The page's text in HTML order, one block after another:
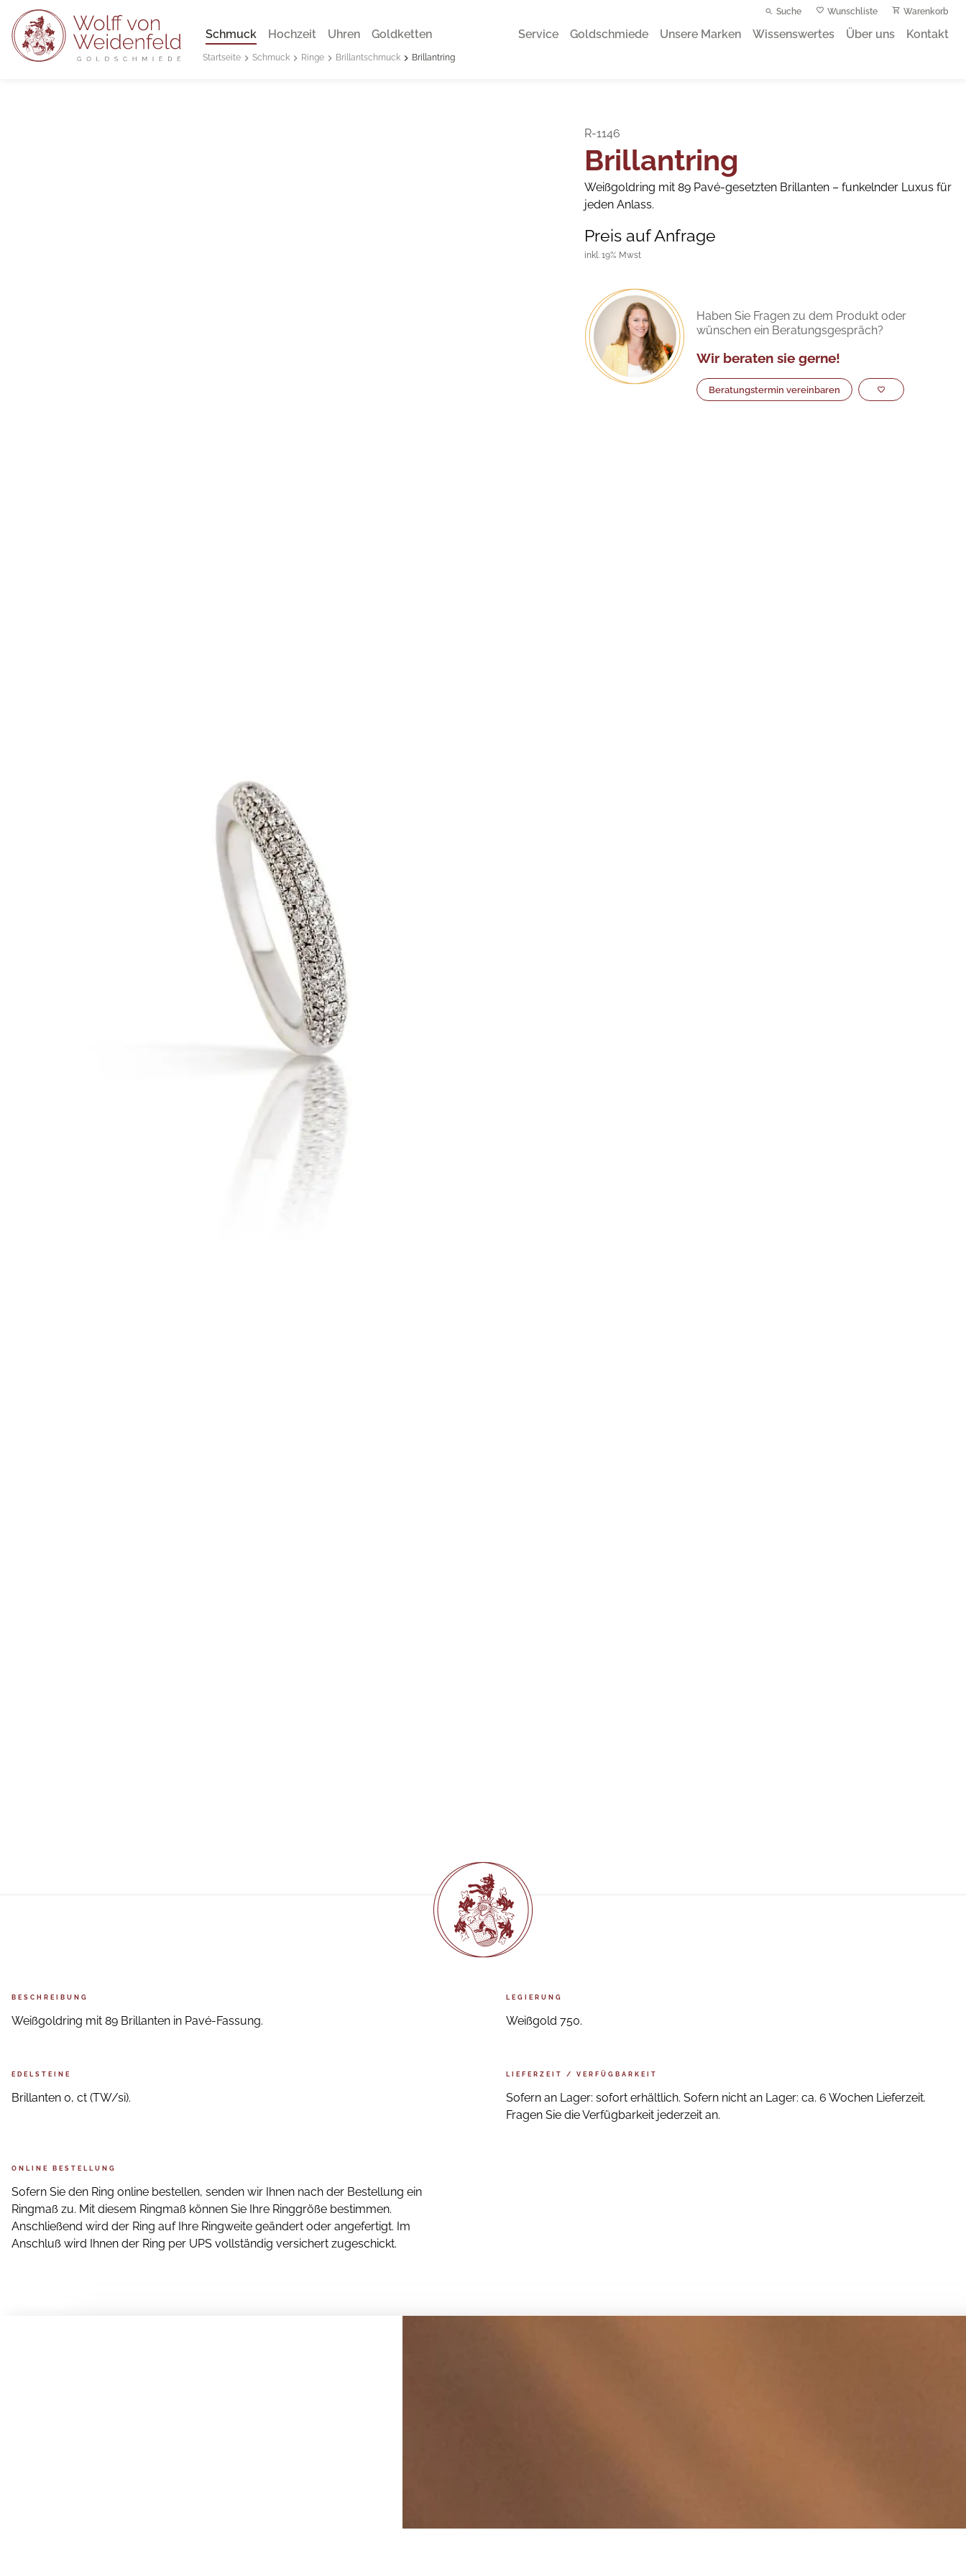
Suche Wunschliste Warenkorb
Schmuck Hochzeit Uhren Goldketten Service Goldschmiede Unsere Marken Wissenswertes Über uns Kontakt
Startseite Schmuck Ringe Brillantschmuck Brillantring
R-1146
Brillantring
Weißgoldring mit 89 Pavé-gesetzten Brillanten – funkelnder Luxus für
jeden Anlass.
Preis auf Anfrage
inkl. 19% Mwst
Haben Sie Fragen zu dem Produkt oder
wünschen ein Beratungsgespräch?
Wir beraten sie gerne!
Beratungstermin vereinbaren
BESCHREIBUNG
Weißgoldring mit 89 Brillanten in Pavé-Fassung.
LEGIERUNG
Weißgold 750.
EDELSTEINE
Brillanten 0, ct (TW/si).
LIEFERZEIT / VERFÜGBARKEIT
Sofern an Lager: sofort erhältlich. Sofern nicht an Lager: ca. 6 Wochen Lieferzeit.
Fragen Sie die Verfügbarkeit jederzeit an.
ONLINE BESTELLUNG
Sofern Sie den Ring online bestellen, senden wir Ihnen nach der Bestellung ein
Ringmaß zu. Mit diesem Ringmaß können Sie Ihre Ringgröße bestimmen.
Anschließend wird der Ring auf Ihre Ringweite geändert oder angefertigt. Im
Anschluß wird Ihnen der Ring per UPS vollständig versichert zugeschickt.